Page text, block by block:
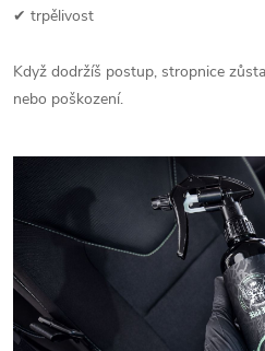
✔ trpělivost
Když dodržíš postup, stropnice
nebo poškození.